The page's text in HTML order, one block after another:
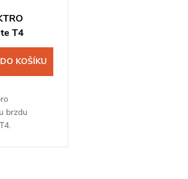
T4
DO KOŠÍKU
brzdu